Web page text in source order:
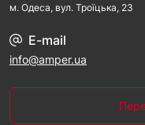
м. Одеса, вул. Троїцька, 23
E-mail
info@amper.ua